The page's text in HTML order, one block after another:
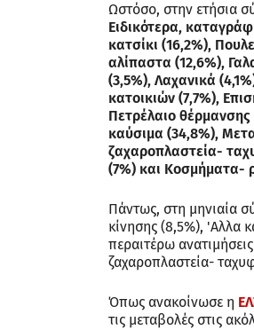
Ωστόσο, στην ετήσια
Ειδικότερα,
κατσίκι (16,2%),
αλίπαστα (12,6%),
(3,5%), Λαχανικά
κατοικιών (7,7%),
Πετρέλαιο θέρμανσης
καύσιμα (34,8%),
ζαχαροπλαστεία-
(7%) και Κοσμήματα-
Πάντως, στη μηνιαία
κίνησης (8,5%), 'Αλλα
περαιτέρω
ζαχαροπλαστεία-
Όπως ανακοίνωσε η
τις μεταβολές στις